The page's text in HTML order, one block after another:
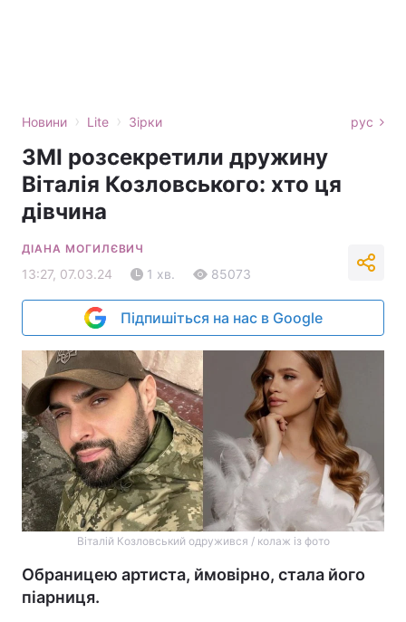
Новини › Lite › Зірки рус
ЗМІ розсекретили дружину
Віталія Козловського: хто ця
дівчина
ДІАНА МОГИЛЄВИЧ
13:27, 07.03.24 1 хв. 85073
Підпишіться на нас в Google
Віталій Козловський одружився / колаж із фото
Обраницею артиста, ймовірно, стала його
піарниця.